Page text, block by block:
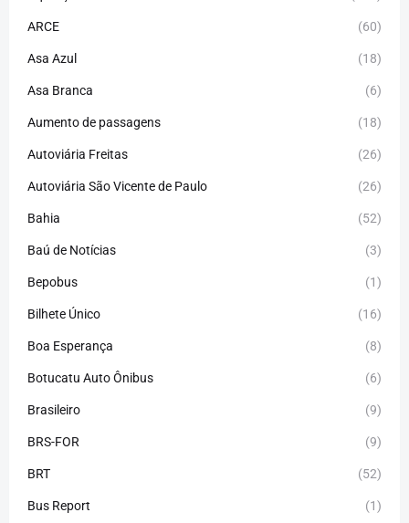
ARCE (60)
Asa Azul (18)
Asa Branca (6)
Aumento de passagens (18)
Autoviária Freitas (26)
Autoviária São Vicente de Paulo (26)
Bahia (52)
Baú de Notícias (3)
Bepobus (1)
Bilhete Único (16)
Boa Esperança (8)
Botucatu Auto Ônibus (6)
Brasileiro (9)
BRS-FOR (9)
BRT (52)
Bus Report (1)